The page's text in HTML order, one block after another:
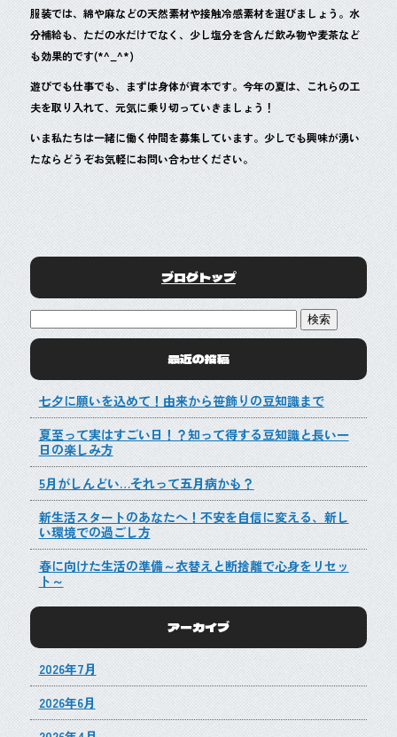
服装では、綿や麻などの天然素材や接触冷感素材を選びましょう。水
分補給も、ただの水だけでなく、少し塩分を含んだ飲み物や麦茶など
も効果的です(*^_^*)
遊びでも仕事でも、まずは身体が資本です。今年の夏は、これらの工
夫を取り入れて、元気に乗り切っていきましょう！
いま私たちは一緒に働く仲間を募集しています。少しでも興味が湧い
たならどうぞお気軽にお問い合わせください。
ブログトップ
最近の投稿
七夕に願いを込めて！由来から笹飾りの豆知識まで
夏至って実はすごい日！？知って得する豆知識と長い一
日の楽しみ方
5月がしんどい…それって五月病かも？
新生活スタートのあなたへ！不安を自信に変える、新し
い環境での過ごし方
春に向けた生活の準備～衣替えと断捨離で心身をリセッ
ト～
アーカイブ
2026年7月
2026年6月